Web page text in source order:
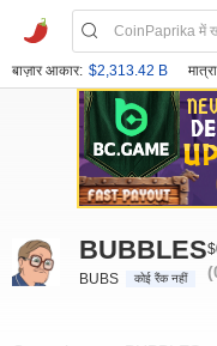
बाज़ार आकार: $2,313.42 B
BUBBLES
BUBS कोई रैंक नहीं